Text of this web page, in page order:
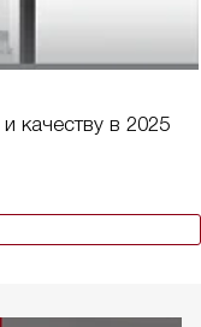
качеству в 2025